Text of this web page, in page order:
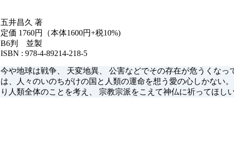
五井昌久 著
定価 1760円（本体1600円+税10%)
B6判 並製
ISBN : 978-4-89214-218-5
今や地球は戦争、 天変地異、 公害などでその存在が危うくなっ
は、人々のいのちがけの国と人類の運命を想う愛の心しかない
り人類全体のことを考え、 宗教宗派をこえて神仏に祈ってほし